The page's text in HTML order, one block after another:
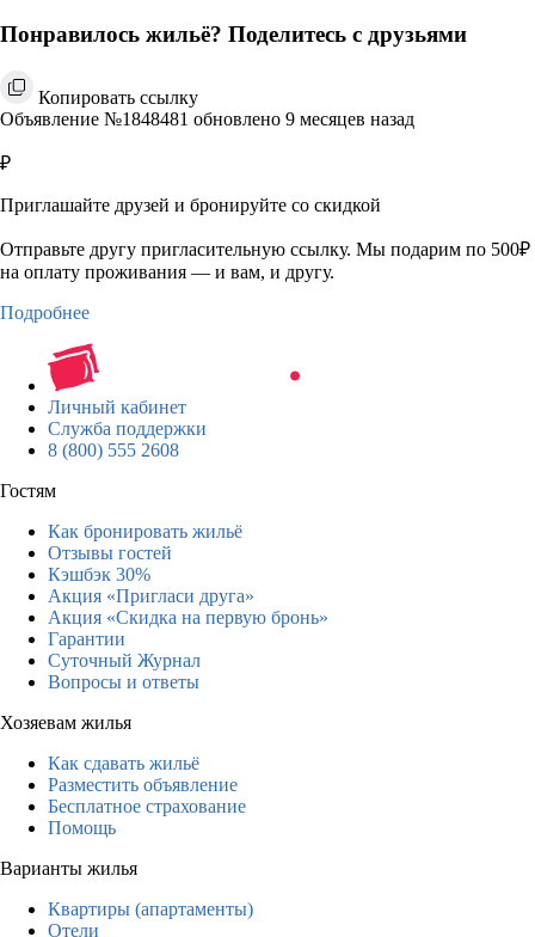
Понравилось жильё? Поделитесь с друзьями
Копировать ссылку
Объявление №1848481 обновлено 9 месяцев назад
₽
Приглашайте друзей и бронируйте со скидкой
Отправьте другу пригласительную ссылку. Мы подарим по 500₽
на оплату проживания — и вам, и другу.
Подробнее
Личный кабинет
Служба поддержки
8 (800) 555 2608
Гостям
Как бронировать жильё
Отзывы гостей
Кэшбэк 30%
Акция «Пригласи друга»
Акция «Скидка на первую бронь»
Гарантии
Суточный Журнал
Вопросы и ответы
Хозяевам жилья
Как сдавать жильё
Разместить объявление
Бесплатное страхование
Помощь
Варианты жилья
Квартиры (апартаменты)
Отели